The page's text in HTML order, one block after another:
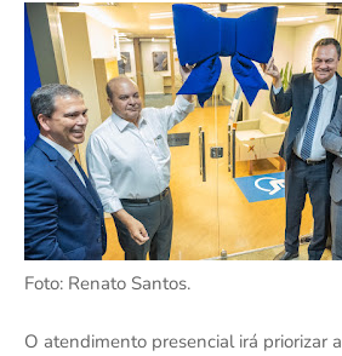
Foto: Renato Santos.
O atendimento presencial irá priorizar